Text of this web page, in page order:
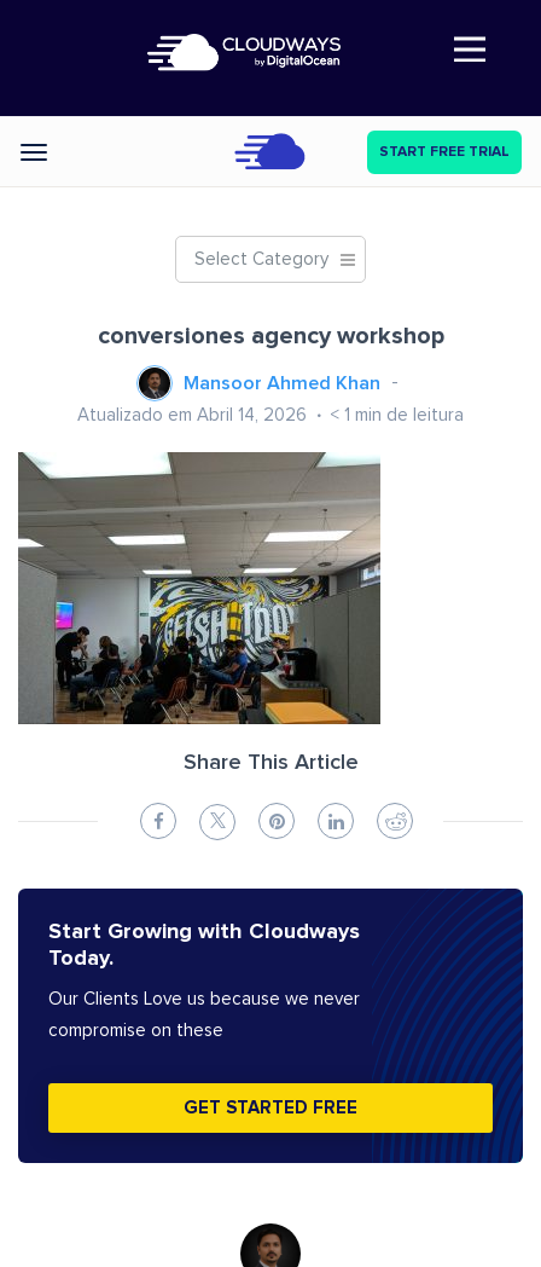
Abre a navegação
Categories START FREE TRIAL
Select Category
conversiones agency workshop
Mansoor Ahmed Khan
Atualizado em Abril 14, 2026 < 1 min de leitura
Share This Article
Start Growing with Cloudways
Today.
Our Clients Love us because we never
compromise on these
GET STARTED FREE